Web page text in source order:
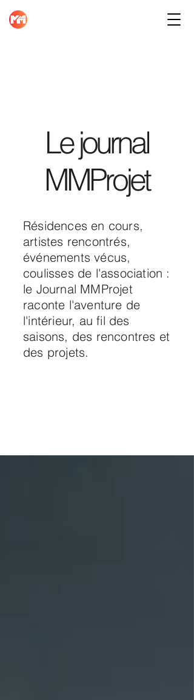
Le journal
MMProjet
Résidences en cours,
artistes rencontrés,
événements vécus,
coulisses de l'association :
le Journal MMProjet
raconte l'aventure de
l'intérieur, au fil des
saisons, des rencontres et
des projets.